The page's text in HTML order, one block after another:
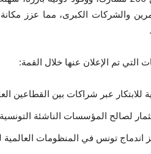
والشركات الكبرى، مما عزز
التي تم الإعلان عنها خلال القمة:
للابتكار عبر شراكات بين القطاعين
لصالح المؤسسات الناشئة
اندماج تونس في المنظومات العالمية